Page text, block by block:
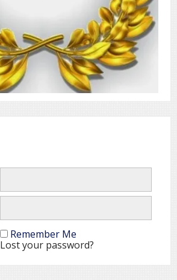
Remember Me
Lost your password?